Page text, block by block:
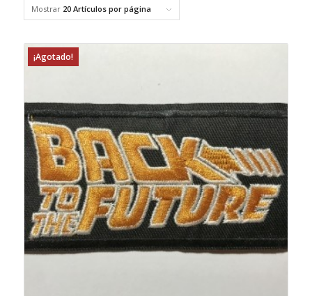
Mostrar 20 Artículos por página
¡Agotado!